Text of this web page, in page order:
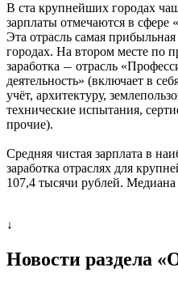
В ста крупнейших городах
зарплаты отмечаются в
Эта отрасль самая
городах. На втором месте по
заработка — отрасль
деятельность» (включает в
учёт, архитектуру,
технические испытания,
прочие).
Средняя чистая зарплата в
заработка отраслях для
107,4 тысячи рублей. Медиана
↓
Новости раздела